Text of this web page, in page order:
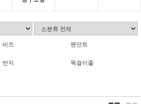
비즈 펜던트
반지 목걸이줄